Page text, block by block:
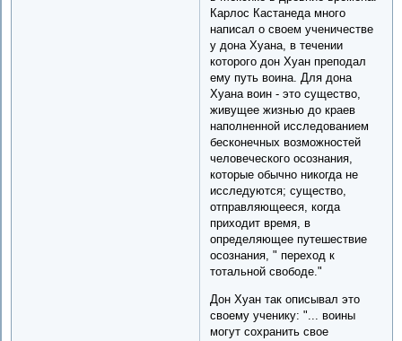
Карлос Кастанеда много
написал о своем ученичестве
у дона Хуана, в течении
которого дон Хуан преподал
ему путь воина. Для дона
Хуана воин - это существо,
живущее жизнью до краев
наполненной исследованием
бесконечных возможностей
человеческого осознания,
которые обычно никогда не
исследуются; существо,
отправляющееся, когда
приходит время, в
определяющее путешествие
осознания, " переход к
тотальной свободе."
Дон Хуан так описывал это
своему ученику: "... воины
могут сохранить свое